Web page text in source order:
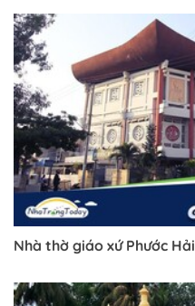
Nhà thờ giáo xứ Phước Hải